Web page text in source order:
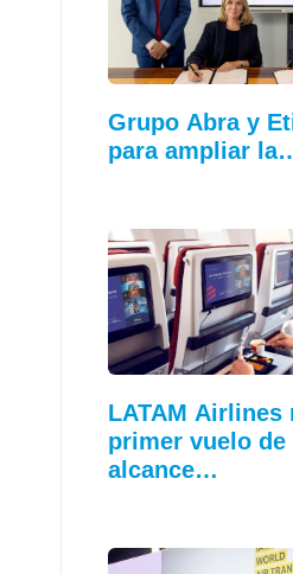
Grupo Abra y
para ampliar
LATAM Airlines
primer vuelo de
alcance…